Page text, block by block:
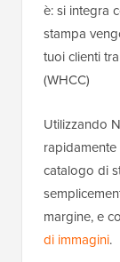
è: si integra
stampa
tuoi clienti
(WHCC)
Utilizzando
catalogo di
margine, e
di immagini.